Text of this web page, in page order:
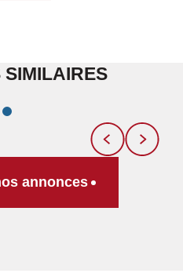
SIMILAIRES
annonces